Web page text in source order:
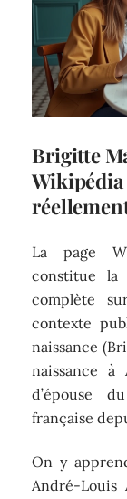
Brigitte
Wikipédia
La page
constitue la
complète
contexte
naissance
naissance
d’épouse
française
On y
André-Louis